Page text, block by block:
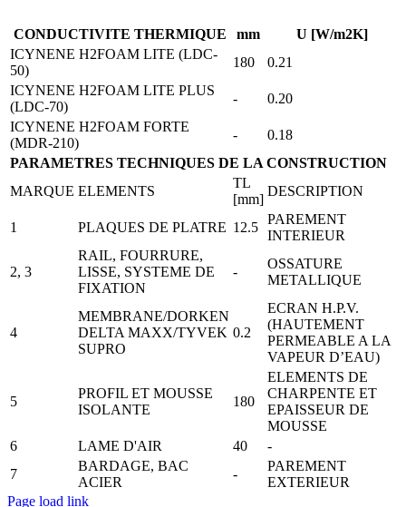
CONDUCTIVITE THERMIQUE mm
U [W/m2K]
ICYNENE H2FOAM LITE (LDC-
50)
180
0.21
ICYNENE H2FOAM LITE PLUS
(LDC-70)
-
0.20
ICYNENE H2FOAM FORTE
(MDR-210)
-
0.18
PARAMETRES TECHNIQUES DE LA CONSTRUCTION
MARQUE ELEMENTS
TL
[mm]
DESCRIPTION
1 PLAQUES DE PLATRE 12.5
PAREMENT
INTERIEUR
2, 3
RAIL, FOURRURE,
LISSE, SYSTEME DE
FIXATION
-
OSSATURE
METALLIQUE
4
MEMBRANE/DORKEN
DELTA MAXX/TYVEK
SUPRO
0.2
ECRAN H.P.V.
(HAUTEMENT
PERMEABLE A LA
VAPEUR D’EAU)
5
PROFIL ET MOUSSE
ISOLANTE
180
ELEMENTS DE
CHARPENTE ET
EPAISSEUR DE
MOUSSE
6
LAME D'AIR 40
-
7
BARDAGE, BAC
ACIER
-
PAREMENT
EXTERIEUR
Page load link